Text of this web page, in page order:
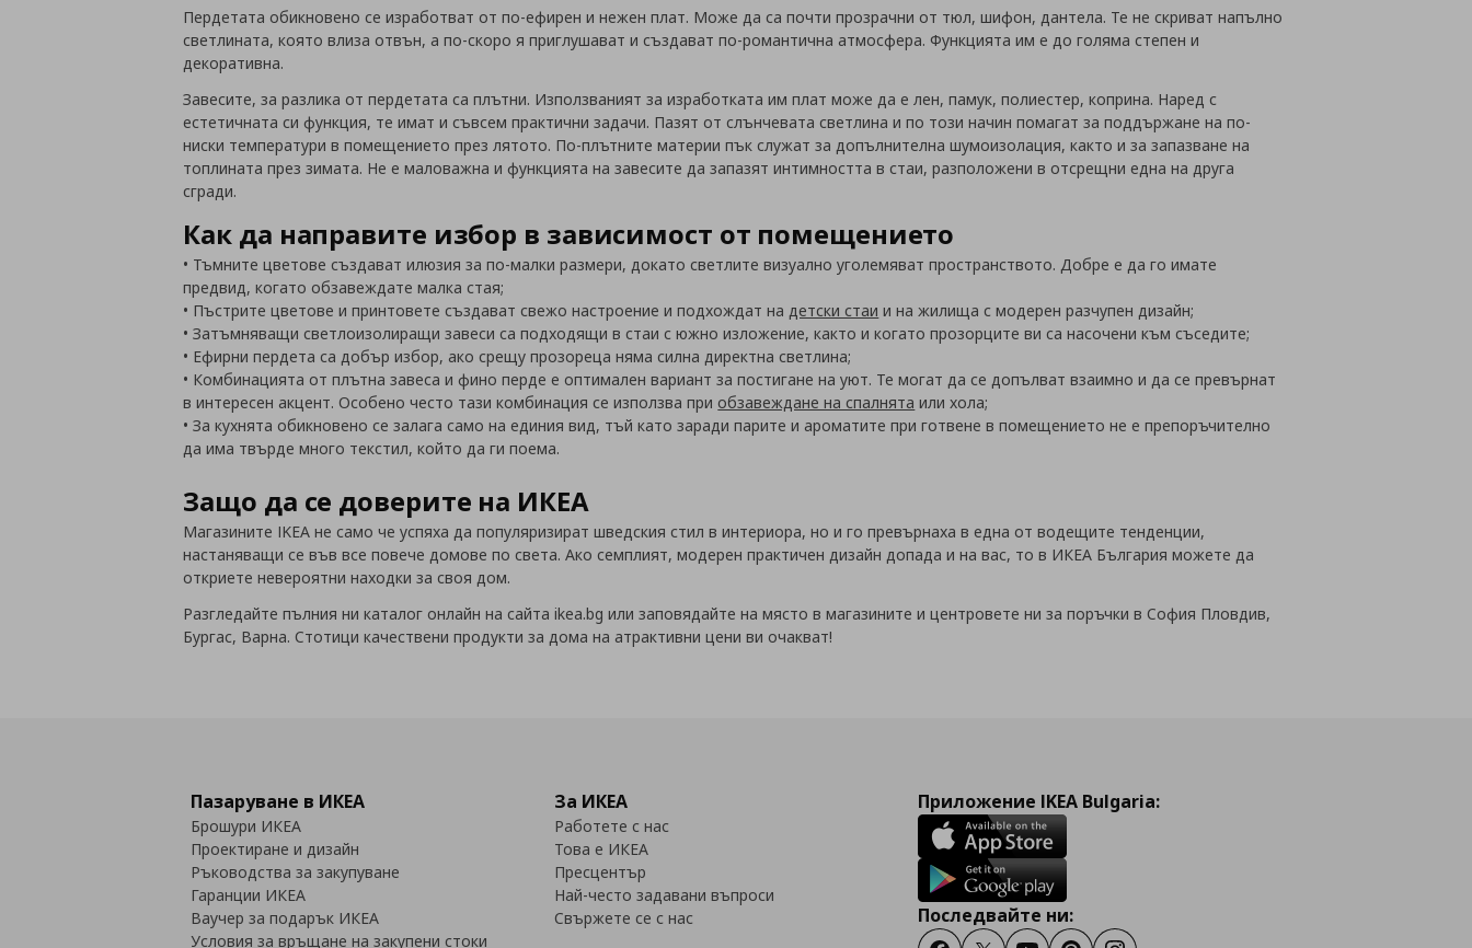
Пердетата обикновено се изработват от по-ефирен и нежен плат. Може да са почти прозрачни от тюл, шифон, дантела. Те не скриват напълно
светлината, която влиза отвън, а по-скоро я приглушават и създават по-романтична атмосфера. Функцията им е до голяма степен и
декоративна.
Завесите, за разлика от пердетата са плътни. Използваният за изработката им плат може да е лен, памук, полиестер, коприна. Наред с
естетичната си функция, те имат и съвсем практични задачи. Пазят от слънчевата светлина и по този начин помагат за поддържане на по-
ниски температури в помещението през лятото. По-плътните материи пък служат за допълнителна шумоизолация, както и за запазване на
топлината през зимата. Не е маловажна и функцията на завесите да запазят интимността в стаи, разположени в отсрещни една на друга
сгради.
Как да направите избор в зависимост от помещението
• Тъмните цветове създават илюзия за по-малки размери, докато светлите визуално уголемяват пространството. Добре е да го имате
предвид, когато обзавеждате малка стая;
• Пъстрите цветове и принтовете създават свежо настроение и подхождат надетски стаи и на жилища с модерен разчупен дизайн;
• Затъмняващи светлоизолиращи завеси са подходящи в стаи с южно изложение, както и когато прозорците ви са насочени към съседите;
• Ефирни пердета са добър избор, ако срещу прозореца няма силна директна светлина;
• Комбинацията от плътна завеса и фино перде е оптимален вариант за постигане на уют. Те могат да се допълват взаимно и да се превърнат
в интересен акцент. Особено често тази комбинация се използва приобзавеждане на спалнята или хола;
• За кухнята обикновено се залага само на единия вид, тъй като заради парите и ароматите при готвене в помещението не е препоръчително
да има твърде много текстил, който да ги поема.
Защо да се доверите на ИКЕА
Магазините IKEA не само че успяха да популяризират шведския стил в интериора, но и го превърнаха в една от водещите тенденции,
настаняващи се във все повече домове по света. Ако семплият, модерен практичен дизайн допада и на вас, то в ИКЕА България можете да
откриете невероятни находки за своя дом.
Разгледайте пълния ни каталог онлайн на сайта ikea.bg или заповядайте на място в магазините и центровете ни за поръчки в София Пловдив,
Бургас, Варна. Стотици качествени продукти за дома на атрактивни цени ви очакват!
Пазаруване в ИКЕА
Брошури ИКЕА
Проектиране и дизайн
Ръководства за закупуване
Гаранции ИКЕА
Ваучер за подарък ИКЕА
Условия за връщане на закупени стоки
За ИКЕА
Работете с нас
Това е ИКЕА
Пресцентър
Най-често задавани въпроси
Свържете се с нас
Приложение IKEA Bulgaria:
Последвайте ни: